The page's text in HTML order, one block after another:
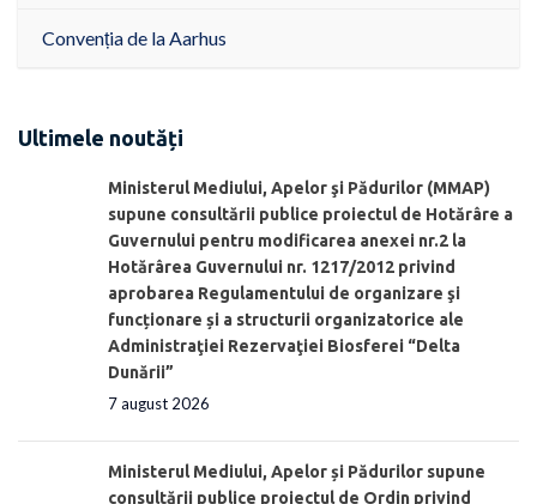
Convenția de la Aarhus
Ultimele noutăți
Ministerul Mediului, Apelor şi Pădurilor (MMAP)
supune consultării publice proiectul de Hotărâre a
Guvernului pentru modificarea anexei nr.2 la
Hotărârea Guvernului nr. 1217/2012 privind
aprobarea Regulamentului de organizare şi
funcționare și a structurii organizatorice ale
Administraţiei Rezervaţiei Biosferei “Delta
Dunării”
7 august 2026
Ministerul Mediului, Apelor și Pădurilor supune
consultării publice proiectul de Ordin privind